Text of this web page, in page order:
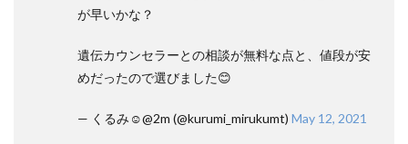
が早いかな？
遺伝カウンセラーとの相談が無料な点と、値段が安
めだったので選びました😊
— くるみ☺︎@2m (@kurumi_mirukumt) May 12, 2021